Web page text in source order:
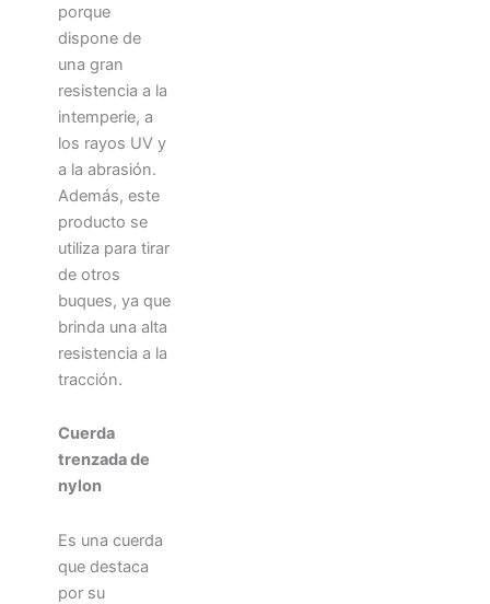
porque
dispone de
una gran
resistencia a la
intemperie, a
los rayos UV y
a la abrasión.
Además, este
producto se
utiliza para tirar
de otros
buques, ya que
brinda una alta
resistencia a la
tracción.
Cuerda
trenzada de
nylon
Es una cuerda
que destaca
por su